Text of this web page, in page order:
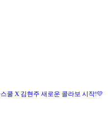
쿨 X 김현주 새로운 콜라보 시작!💛